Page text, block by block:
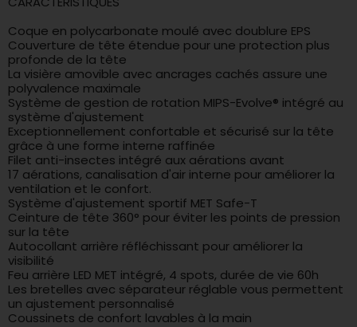
Coque en polycarbonate moulé avec doublure EPS
Couverture de tête étendue pour une protection plus
profonde de la tête
La visière amovible avec ancrages cachés assure une
polyvalence maximale
Système de gestion de rotation MIPS-Evolve® intégré au
système d'ajustement
Exceptionnellement confortable et sécurisé sur la tête
grâce à une forme interne raffinée
Filet anti-insectes intégré aux aérations avant
17 aérations, canalisation d'air interne pour améliorer la
ventilation et le confort.
Système d'ajustement sportif MET Safe-T
Ceinture de tête 360° pour éviter les points de pression
sur la tête
Autocollant arrière réfléchissant pour améliorer la
visibilité
Feu arrière LED MET intégré, 4 spots, durée de vie 60h
Les bretelles avec séparateur réglable vous permettent
un ajustement personnalisé
Coussinets de confort lavables à la main